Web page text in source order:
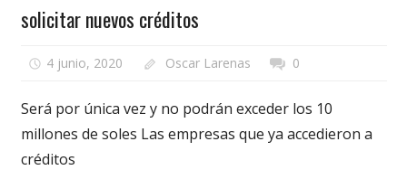
solicitar nuevos créditos
4 junio, 2020 Oscar Larenas 0
Será por única vez y no podrán exceder los 10
millones de soles Las empresas que ya accedieron a
créditos